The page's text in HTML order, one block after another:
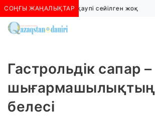
СОҢҒЫ ЖАҢАЛЫҚТАР
Алматыда көшкін қаупі сейілген жоқ
Гастрольдік сапар –
белесі